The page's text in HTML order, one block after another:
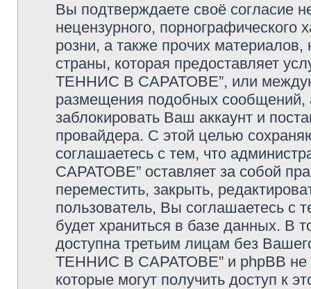
Вы подтверждаете своё согласие
нецензурного, порнографического
розни, а также прочих
страны, которая предоставляет
ТЕННИС В САРАТОВЕ”, или
размещения подобных
заблокировать Ваш аккаунт и
провайдера. С этой целью
соглашаетесь с тем, что
САРАТОВЕ” оставляет за собой
переместить, закрыть,
пользователь, Вы соглашаетесь с
будет храниться в базе данных. В
доступна третьим лицам без
ТЕННИС В САРАТОВЕ” и phpBB не
которые могут получить доступ к